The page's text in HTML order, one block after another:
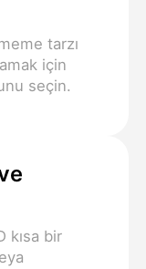
tarzı
için
seçin.
kısa bir